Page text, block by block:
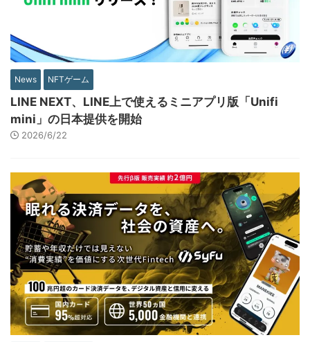
News NFTゲーム
LINE NEXT、LINE上で使えるミニアプリ版「Unifi
mini」の日本提供を開始
2026/6/22